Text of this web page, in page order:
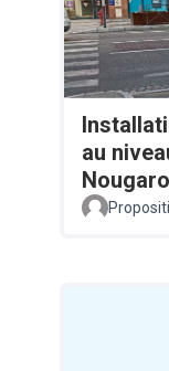
au
Nougaro